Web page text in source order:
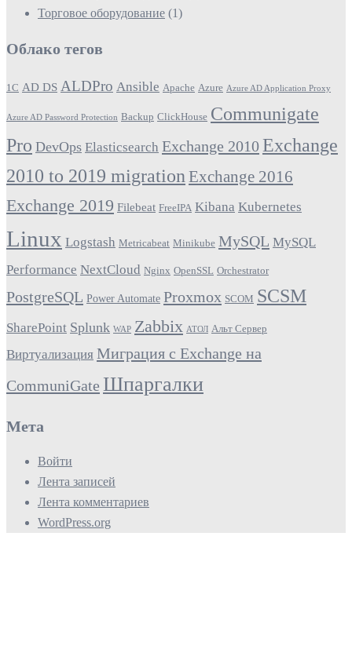
Торговое оборудование (1)
Облако тегов
1С AD DS ALDPro Ansible Apache Azure Azure AD Application Proxy
Azure AD Password Protection Backup ClickHouse Communigate
Pro DevOps Elasticsearch Exchange 2010Exchange
2010 to 2019 migration Exchange 2016
Exchange 2019 Filebeat FreeIPA Kibana Kubernetes
Linux Logstash Metricabeat Minikube MySQL MySQL
Performance NextCloud Nginx OpenSSL Orchestrator
PostgreSQL Power Automate Proxmox SCOM SCSM
SharePoint Splunk WAP Zabbix АТОЛ Альт Сервер
Виртуализация Миграция с Exchange на
CommuniGate Шпаргалки
Мета
Войти
Лента записей
Лента комментариев
WordPress.org